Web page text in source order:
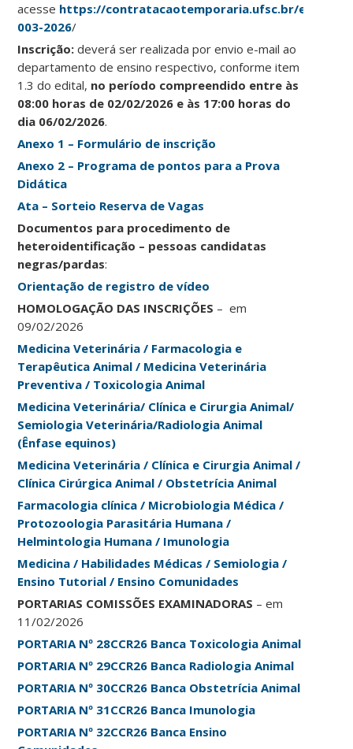
acesse https://contratacaotemporaria.ufsc.br/edital-
003-2026/
Inscrição:deverá ser realizada por envio e-mail ao
departamento de ensino respectivo, conforme item
1.3 do edital, no período compreendido entre às
08:00 horas de 02/02/2026 e às 17:00 horas do
dia 06/02/2026.
Anexo 1 – Formulário de inscrição
Anexo 2 – Programa de pontos para a Prova
Didática
Ata – Sorteio Reserva de Vagas
Documentos para procedimento de
heteroidentificação – pessoas candidatas
negras/pardas:
Orientação de registro de vídeo
HOMOLOGAÇÃO DAS INSCRIÇÕES – em
09/02/2026
Medicina Veterinária / Farmacologia e
Terapêutica Animal / Medicina Veterinária
Preventiva / Toxicologia Animal
Medicina Veterinária/ Clínica e Cirurgia Animal/
Semiologia Veterinária/Radiologia Animal
(Ênfase equinos)
Medicina Veterinária / Clínica e Cirurgia Animal /
Clínica Cirúrgica Animal / Obstetrícia Animal
Farmacologia clínica / Microbiologia Médica /
Protozoologia Parasitária Humana /
Helmintologia Humana / Imunologia
Medicina / Habilidades Médicas / Semiologia /
Ensino Tutorial / Ensino Comunidades
PORTARIAS COMISSÕES EXAMINADORAS – em
11/02/2026
PORTARIA Nº 28CCR26 Banca Toxicologia Animal
PORTARIA Nº 29CCR26 Banca Radiologia Animal
PORTARIA Nº 30CCR26 Banca Obstetrícia Animal
PORTARIA Nº 31CCR26 Banca Imunologia
PORTARIA Nº 32CCR26 Banca Ensino